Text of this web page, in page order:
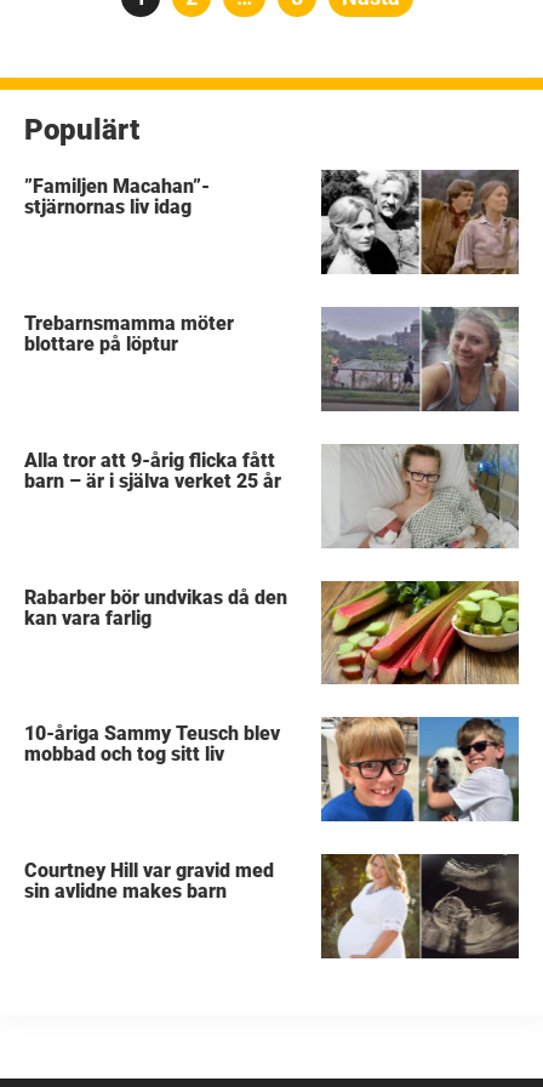
Populärt
”Familjen Macahan”-
stjärnornas liv idag
Trebarnsmamma möter
blottare på löptur
Alla tror att 9-årig flicka fått
barn – är i själva verket 25 år
Rabarber bör undvikas då den
kan vara farlig
10-åriga Sammy Teusch blev
mobbad och tog sitt liv
Courtney Hill var gravid med
sin avlidne makes barn